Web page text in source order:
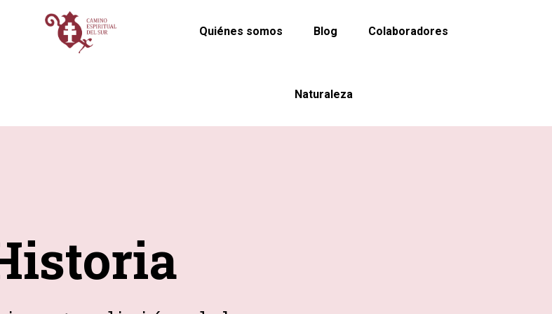
Quiénes somos Blog Colaboradores
Naturaleza